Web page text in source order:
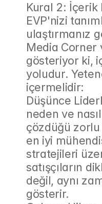
Kural 2: İçerik
EVP'nizi
ulaştırmanız
Media Corner
gösteriyor ki,
yoludur.
içermelidir:
Düşünce
neden ve
çözdüğü zorlu
en iyi
stratejileri
satışçıların
değil, aynı
gösterir.